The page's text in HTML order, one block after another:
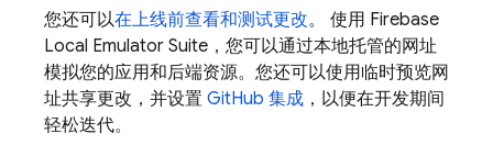
您还可以在上线前查看和测试更改。 使用 Firebase
Local Emulator Suite ，您可以通过本地托管的网址
模拟您的应用和后端资源。您还可以使用临时预览网
址共享更改，并设置 GitHub 集成 ，以便在开发期间
轻松迭代。